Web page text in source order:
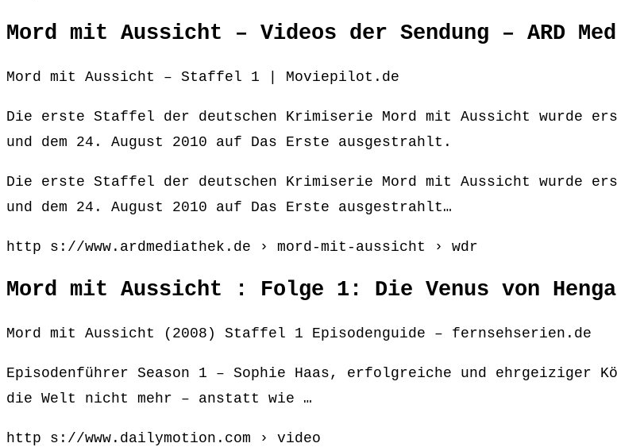
Mord mit Aussicht – Videos der Sendung – ARD
Mord mit Aussicht – Staffel 1 | Moviepilot.de
Die erste Staffel der deutschen Krimiserie Mord mit Aussicht wurde
und dem 24. August 2010 auf Das Erste ausgestrahlt.
Die erste Staffel der deutschen Krimiserie Mord mit Aussicht wurde
und dem 24. August 2010 auf Das Erste ausgestrahlt…
http s://www.ardmediathek.de › mord-mit-aussicht › wdr
Mord mit Aussicht : Folge 1: Die Venus von
Mord mit Aussicht (2008) Staffel 1 Episodenguide – fernsehserien.de
Episodenführer Season 1 – Sophie Haas, erfolgreiche und ehrgeiziger
die Welt nicht mehr – anstatt wie …
http s://www.dailymotion.com › video